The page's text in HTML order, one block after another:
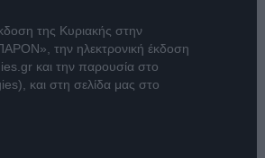
της Κυριακής στην
, την ηλεκτρονική έκδοση
και την παρουσία στο
, και στη σελίδα μας στο